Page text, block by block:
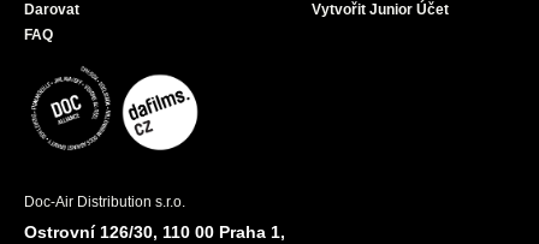
Darovat
FAQ
Vytvořit Junior Účet
Doc-Air Distribution s.r.o.
Ostrovní 126/30, 110 00 Praha 1,